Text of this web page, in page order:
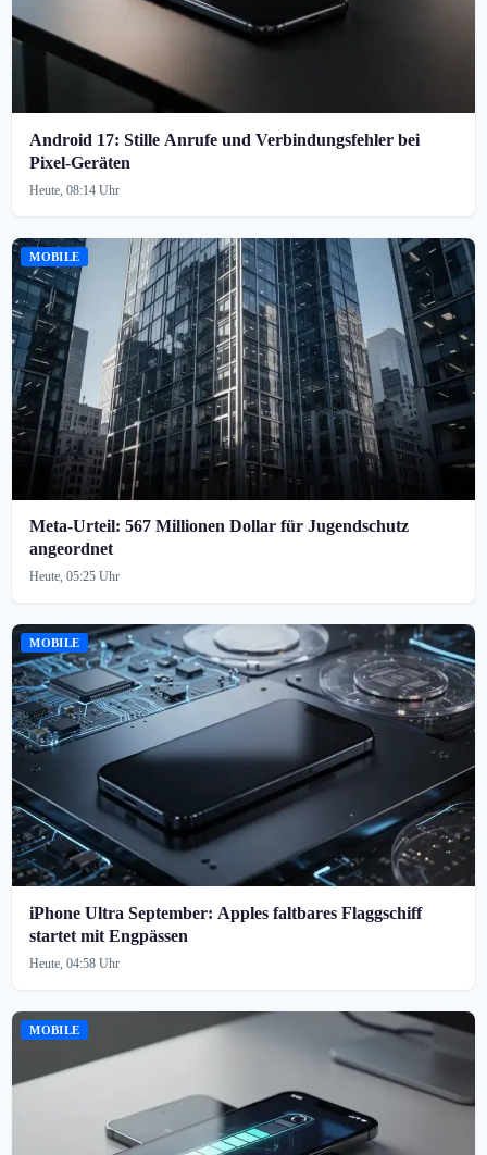
Android 17: Stille Anrufe und Verbindungsfehler bei
Pixel-Geräten
Heute, 08:14 Uhr
MOBILE
Meta-Urteil: 567 Millionen Dollar für Jugendschutz
angeordnet
Heute, 05:25 Uhr
MOBILE
iPhone Ultra September: Apples faltbares Flaggschiff
startet mit Engpässen
Heute, 04:58 Uhr
MOBILE